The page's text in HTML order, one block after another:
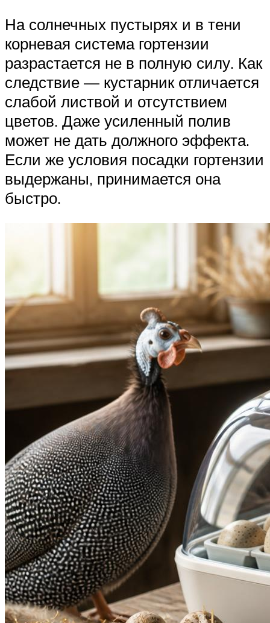
На солнечных пустырях и в тени
корневая система гортензии
разрастается не в полную силу. Как
следствие — кустарник отличается
слабой листвой и отсутствием
цветов. Даже усиленный полив
может не дать должного эффекта.
Если же условия посадки гортензии
выдержаны, принимается она
быстро.